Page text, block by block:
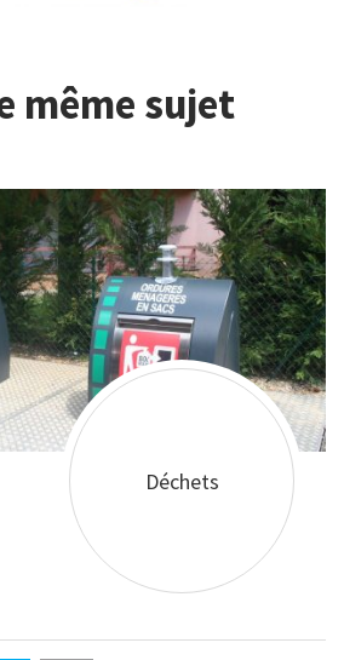
même sujet
Déchets